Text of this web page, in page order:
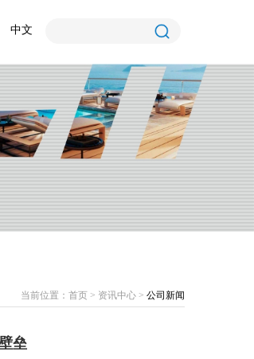
中文
当前位置： 首页 > 资讯中心 > 公司新闻
垒